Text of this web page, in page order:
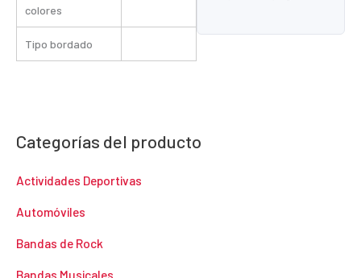
colores
Tipo bordado
Categorías del producto
Actividades Deportivas
Automóviles
Bandas de Rock
Bandas Musicales